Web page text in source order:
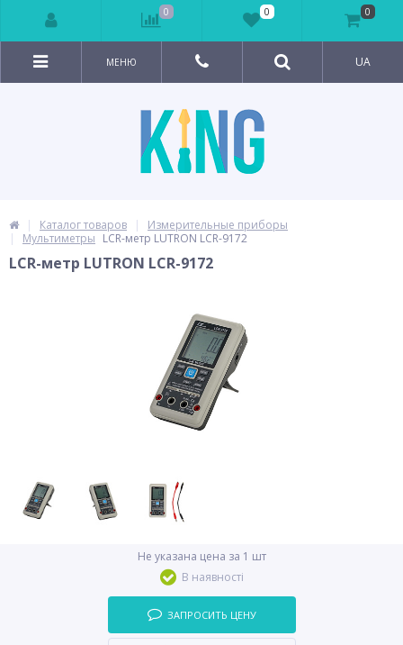
МЕНЮ UA
Каталог товаров
Измерительные приборы
Мультиметры LCR-метр LUTRON LCR-9172
LCR-метр LUTRON LCR-9172
Не указана цена за 1 шт
В наявності
ЗАПРОСИТЬ ЦЕНУ
0 0 0